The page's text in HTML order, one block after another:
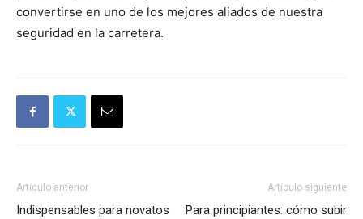
convertirse en uno de los mejores aliados de nuestra
seguridad en la carretera.
Artículo anterior
Indispensables para novatos
Artículo siguiente
Para principiantes: cómo subir